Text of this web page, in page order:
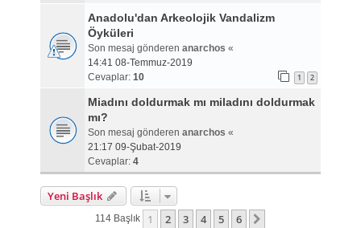
Anadolu'dan Arkeolojik Vandalizm
Öyküleri
Son mesaj gönderen anarchos «
14:41 08-Temmuz-2019
Cevaplar: 10 1 2
Miadını doldurmak mı miladını doldurmak
mı?
Son mesaj gönderen anarchos «
21:17 09-Şubat-2019
Cevaplar: 4
Yeni Başlık
114 Başlık 1 2 3 4 5 6